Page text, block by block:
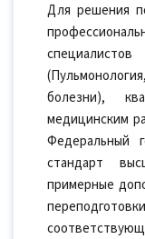
Для решения
болезни),
медицинским
Федеральный
стандарт
примерные